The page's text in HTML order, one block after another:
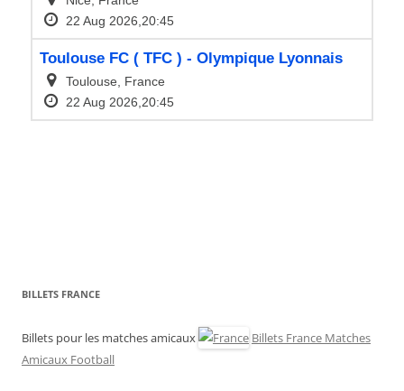
BILLETS FRANCE
Billets pour les matches amicaux
Billets France Matches
Amicaux Football